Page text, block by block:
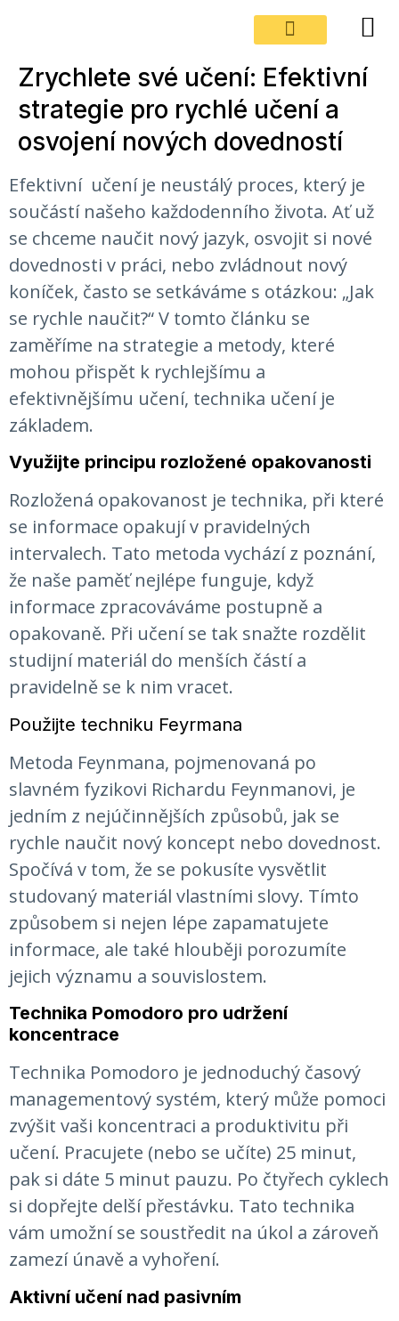
Zrychlete své učení: Efektivní
strategie pro rychlé učení a
osvojení nových dovedností
Efektivní učení je neustálý proces, který je
součástí našeho každodenního života. Ať už
se chceme naučit nový jazyk, osvojit si nové
dovednosti v práci, nebo zvládnout nový
koníček, často se setkáváme s otázkou: „Jak
se rychle naučit?“ V tomto článku se
zaměříme na strategie a metody, které
mohou přispět k rychlejšímu a
efektivnějšímu učení, technika učení je
základem.
Využijte principu rozložené opakovanosti
Rozložená opakovanost je technika, při které
se informace opakují v pravidelných
intervalech. Tato metoda vychází z poznání,
že naše paměť nejlépe funguje, když
informace zpracováváme postupně a
opakovaně. Při učení se tak snažte rozdělit
studijní materiál do menších částí a
pravidelně se k nim vracet.
Použijte techniku Feyrmana
Metoda Feynmana, pojmenovaná po
slavném fyzikovi Richardu Feynmanovi, je
jedním z nejúčinnějších způsobů, jak se
rychle naučit nový koncept nebo dovednost.
Spočívá v tom, že se pokusíte vysvětlit
studovaný materiál vlastními slovy. Tímto
způsobem si nejen lépe zapamatujete
informace, ale také hlouběji porozumíte
jejich významu a souvislostem.
Technika Pomodoro pro udržení
koncentrace
Technika Pomodoro je jednoduchý časový
managementový systém, který může pomoci
zvýšit vaši koncentraci a produktivitu při
učení. Pracujete (nebo se učíte) 25 minut,
pak si dáte 5 minut pauzu. Po čtyřech cyklech
si dopřejte delší přestávku. Tato technika
vám umožní se soustředit na úkol a zároveň
zamezí únavě a vyhoření.
Aktivní učení nad pasivním